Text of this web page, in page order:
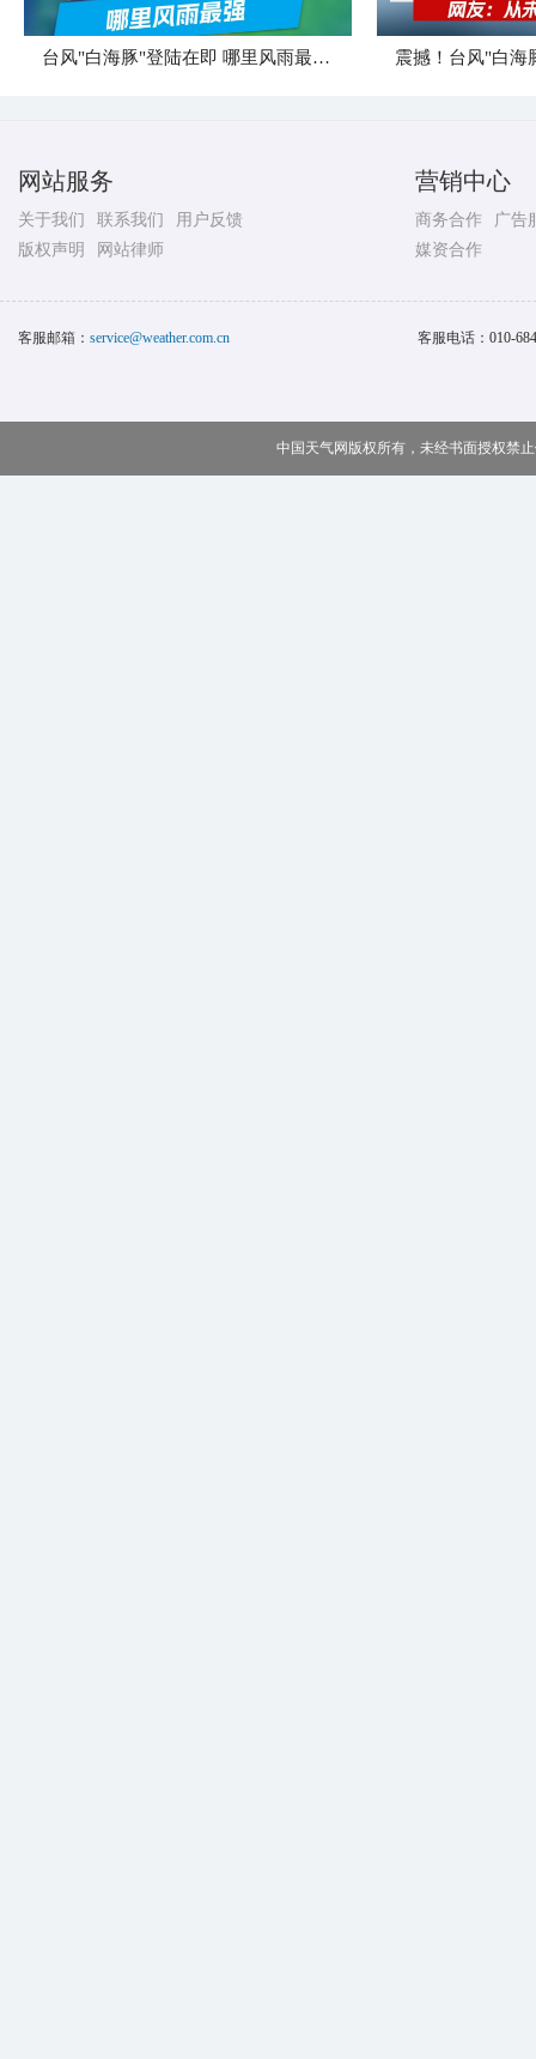
台风"白海豚"登陆在即 哪里风雨最强？ 震撼！台风"白海
网站服务
关于我们 联系我们
用户反馈
版权声明
网站律师
营销中心
商务合作
广告
媒资合作
客服邮箱： service@weather.com.cn 客服电话： 010-
中国天气网版权所有，未经书面授权